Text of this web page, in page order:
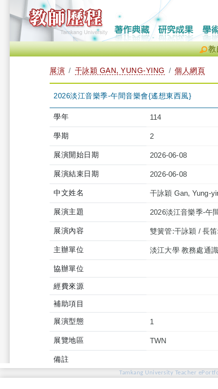
教
展演 干詠穎 GAN, YUNG-YING 個人網頁
2026淡江音樂季-午間音樂會{遙想東西風}
學年 114
學期 2
展演開始日期 2026-06-08
展演結束日期 2026-06-08
中文姓名 干詠穎 Gan, Yung-
展演主題 2026淡江音樂季-午
展演內容 雙簧管:干詠穎 / 長
主辦單位 淡江大學 教務處通
協辦單位
經費來源
補助項目
展演型態 1
展覽地區 TWN
備註
Tamkang University Teacher